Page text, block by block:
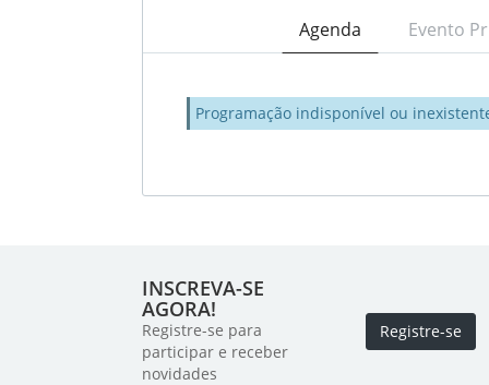
Agenda Evento
Programação indisponível ou
INSCREVA-SE
AGORA!
Registre-se para
participar e receber
novidades
Registre-se